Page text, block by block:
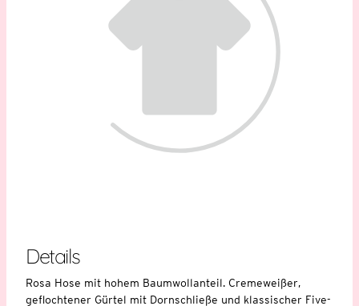
Details
Rosa Hose mit hohem Baumwollanteil. Cremeweißer,
geflochtener Gürtel mit Dornschließe und klassischer Five-